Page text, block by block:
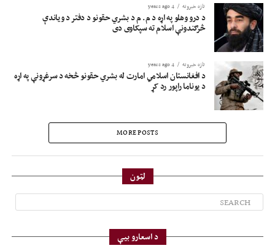
تازه خبرونه 4 years ago
د درو وهلو په اړه د م. م د بشري حقونو د دفتر د ویاندې
څرګندونې اسلام ته سپکاوی دی
تازه خبرونه 4 years ago
د افغانستان اسلامي امارت له بشري حقونو څخه د سرغړونې په اړه
د یوناما راپور رد کړ
MORE POSTS
لټون
د اسعارو بیې